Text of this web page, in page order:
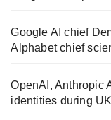
Google AI chief
Alphabet chief
OpenAI, Anthropic
identities during